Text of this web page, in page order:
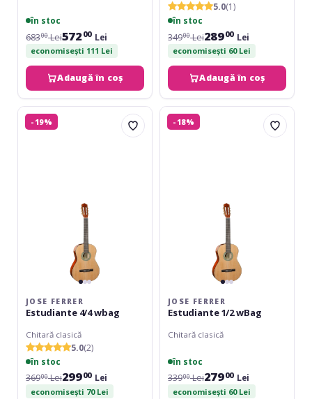
în stoc
68300Lei57200 Lei
economisești 111 Lei
Adaugă în coș
5.0(1)
în stoc
34900Lei28900 Lei
economisești 60 Lei
Adaugă în coș
Jose
Ferrer
-19%
JOSE FERRER
Estudiante 4/4 wbag
Chitară clasică
5.0(2)
în stoc
36900Lei29900 Lei
economisești 70 Lei
Jose
Ferrer
-18%
JOSE FERRER
Estudiante 1/2 wBag
Chitară clasică
în stoc
33900Lei27900 Lei
economisești 60 Lei